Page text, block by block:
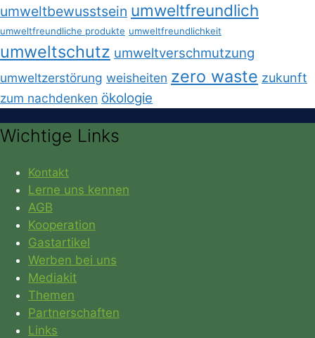
umweltbewusstsein umweltfreundlich
umweltfreundliche produkte umweltfreundlichkeit
umweltschutz umweltverschmutzung
umweltzerstörung weisheiten zero waste zukunft
zum nachdenken ökologie
Wichtige Links
Kontakt
Lerne uns kennen
AGB
Kooperation
Gastartikel
Werben bei uns
Mediakit
Themen
Partnerschaften
Links